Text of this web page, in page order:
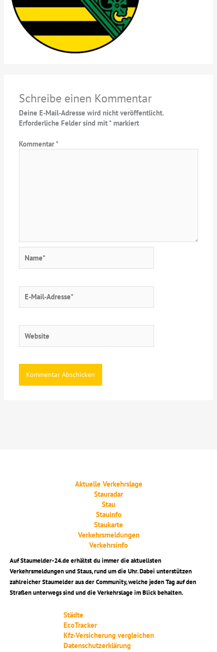
Schreibe einen Kommentar
Deine E-Mail-Adresse wird nicht veröffentlicht.
Erforderliche Felder sind mit* markiert
Kommentar*
Mail-
Aktuelle Verkehrslage
Stauradar
Stau
Stauinfo
Staukarte
Verkehrsmeldungen
Verkehrsinfo
Auf Staumelder-24.de erhältst du immer die aktuellsten
Verkehrsmeldungen und Staus, rund um die Uhr. Dabei unterstützen
zahlreicher Staumelder aus der Community, welche jeden Tag auf den
Straßen unterwegs sind und die Verkehrslage im Blick behalten.
Städte
EcoTracker
Kfz-Versicherung vergleichen
Datenschutzerklärung